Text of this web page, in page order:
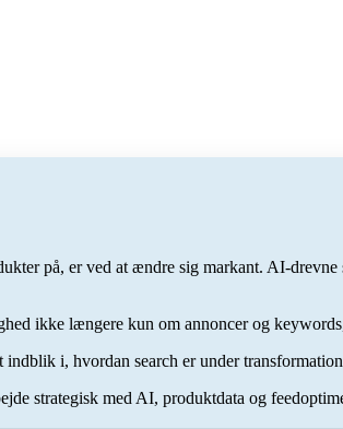
på, er ved at ændre sig markant. AI-
ikke længere kun om annoncer og
i, hvordan search er under
strategisk med AI, produktdata og